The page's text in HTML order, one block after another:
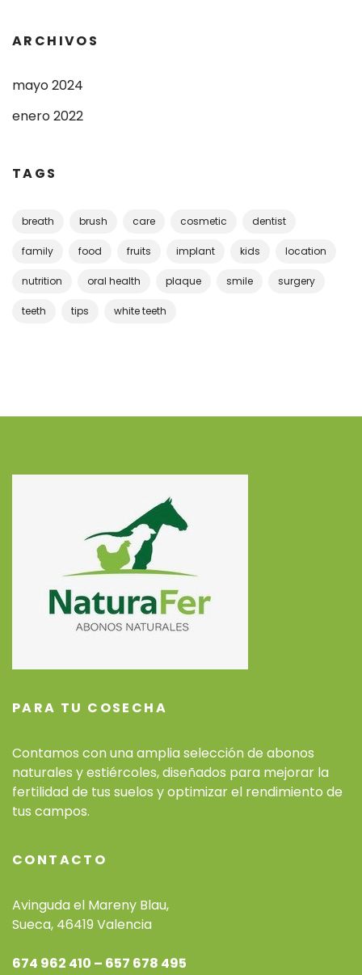
ARCHIVOS
mayo 2024
enero 2022
TAGS
breath brush care cosmetic dentist
family food fruits implant kids location
nutrition oral health plaque smile surgery
teeth tips white teeth
PARA TU COSECHA
Contamos con una amplia selección de abonos
naturales y estiércoles, diseñados para mejorar la
fertilidad de tus suelos y optimizar el rendimiento de
tus campos.
CONTACTO
Avinguda el Mareny Blau,
Sueca, 46419 Valencia
674 962 410 – 657 678 495